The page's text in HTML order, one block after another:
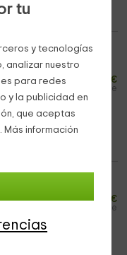
tu
y tecnologías
analizar nuestro
para redes
y la publicidad en
que aceptas
información
desde
€
persona y noche
2 huéspedes
desde135
€
persona y noche
2 huéspedes